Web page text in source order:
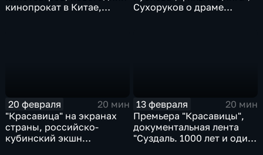
кинопрокат в Китае,
Сухоруков о драме
20 февраля
20 мин
"Красавица" на экранах
страны, российско-
кубинский экшн
13 февраля
20 мин
Премьера "Красавицы",
документальная лента
"Суздаль. 1000 лет и один